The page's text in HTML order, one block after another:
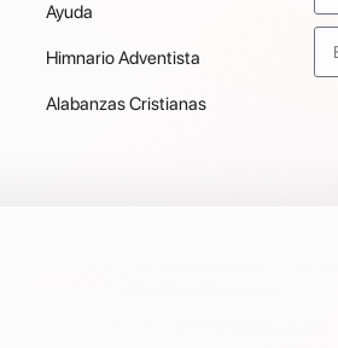
Ayuda
Himnario Adventista
Alabanzas Cristianas